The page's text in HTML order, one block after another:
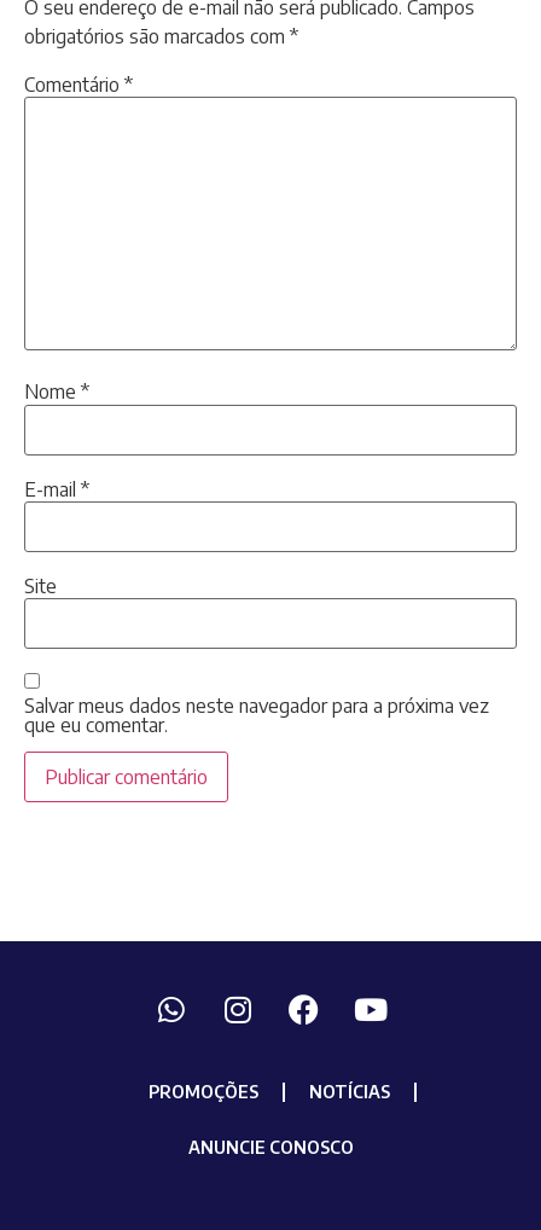
O seu endereço de e-mail não será publicado. Campos
obrigatórios são marcados com *
Comentário *
Nome *
E-mail *
Site
Salvar meus dados neste navegador para a próxima vez
que eu comentar.
PROMOÇÕES NOTÍCIAS
ANUNCIE CONOSCO